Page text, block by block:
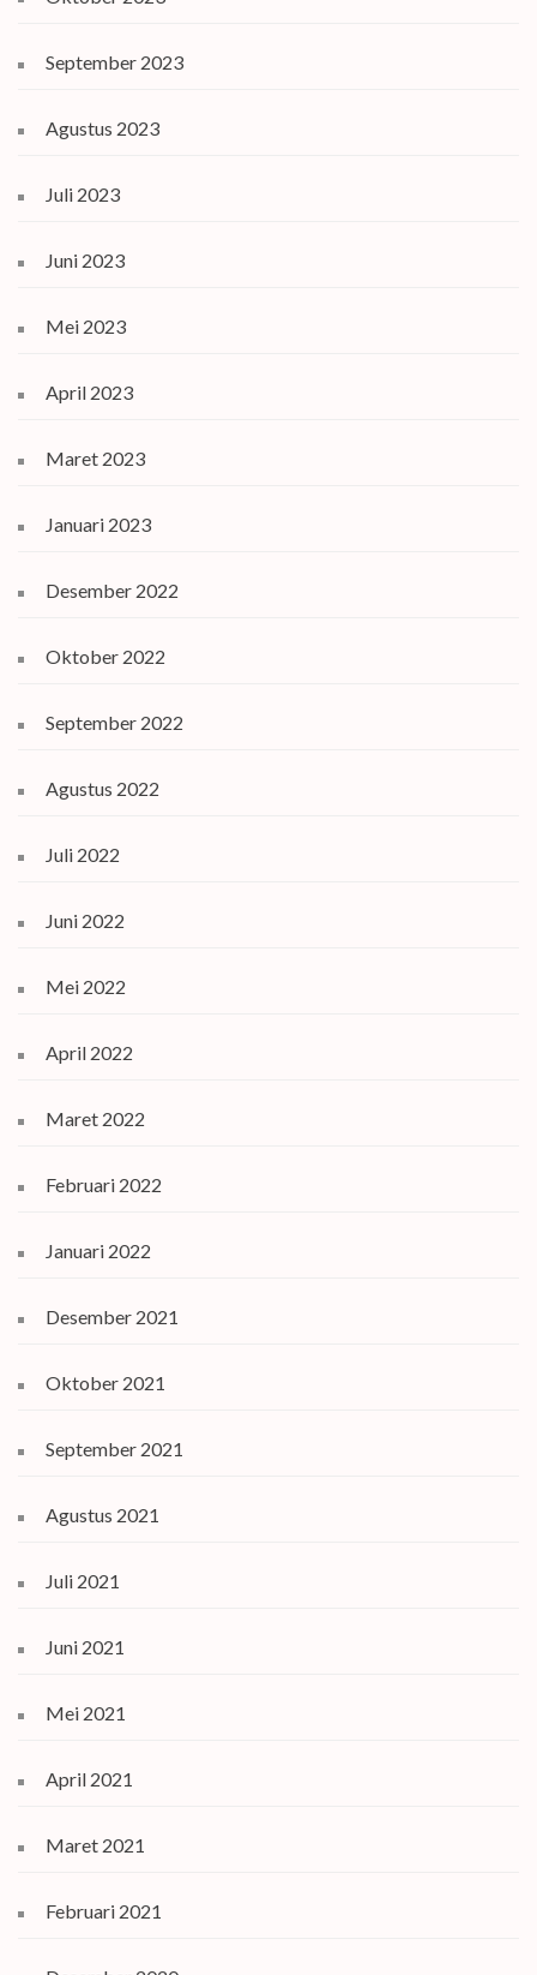
September 2023
Agustus 2023
Juli 2023
Juni 2023
Mei 2023
April 2023
Maret 2023
Januari 2023
Desember 2022
Oktober 2022
September 2022
Agustus 2022
Juli 2022
Juni 2022
Mei 2022
April 2022
Maret 2022
Februari 2022
Januari 2022
Desember 2021
Oktober 2021
September 2021
Agustus 2021
Juli 2021
Juni 2021
Mei 2021
April 2021
Maret 2021
Februari 2021